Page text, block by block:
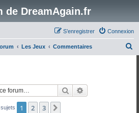
de DreamAgain.fr
Connexion
S’enregistrer
Les Jeux Commentaires
Rechercher
1 2 3